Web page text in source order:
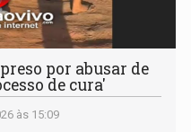
por abusar de
de cura'
às 15:09